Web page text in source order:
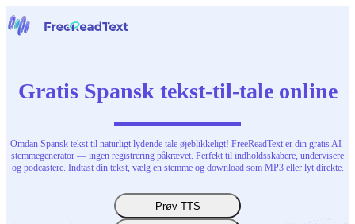
Værktøjer
Kontakt os
Gratis Spansk tekst-til-tale online
Omdan Spansk tekst til naturligt lydende tale øjeblikkeligt! FreeReadText er din gratis AI-
stemmegenerator — ingen registrering påkrævet. Perfekt til indholdsskabere, undervisere
og podcastere. Indtast din tekst, vælg en stemme og download som MP3 eller lyt direkte.
Prøv TTS